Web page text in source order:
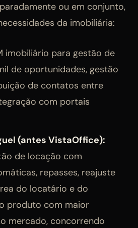
ou em conjunto,
da imobiliária:
imobiliário para gestão de
de oportunidades, gestão
de contatos entre
com portais
(antes VistaOffice):
de locação com
repasses, reajuste
do locatário e do
produto com maior
mercado, concorrendo